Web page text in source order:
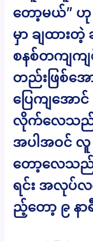
တော့မယ်” ဟု
မှာ ချထာ
စနစ်တကျက
တည်းဖြစ်အေ
ပြေကျအော
လိုက်လေသည်
အပါအဝင် လူ
တော့လေသည်
ရင်း အလုပ်လ
ည့်တော့ ၉ နာ